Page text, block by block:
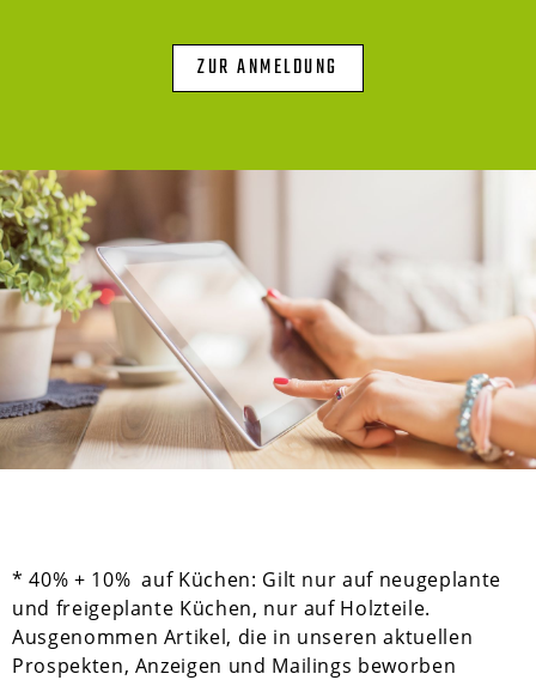
ZUR ANMELDUNG
* 40% + 10% auf Küchen: Gilt nur auf neugeplante
und freigeplante Küchen, nur auf Holzteile.
Ausgenommen Artikel, die in unseren aktuellen
Prospekten, Anzeigen und Mailings beworben